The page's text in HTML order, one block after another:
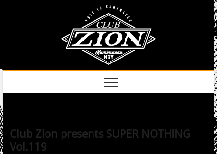
Club Zion presents SUPER NOTHING
Vol.119